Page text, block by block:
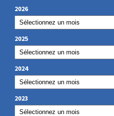
2026
2025
2024
2023